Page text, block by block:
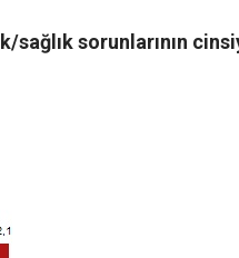
sağlık sorunlarının